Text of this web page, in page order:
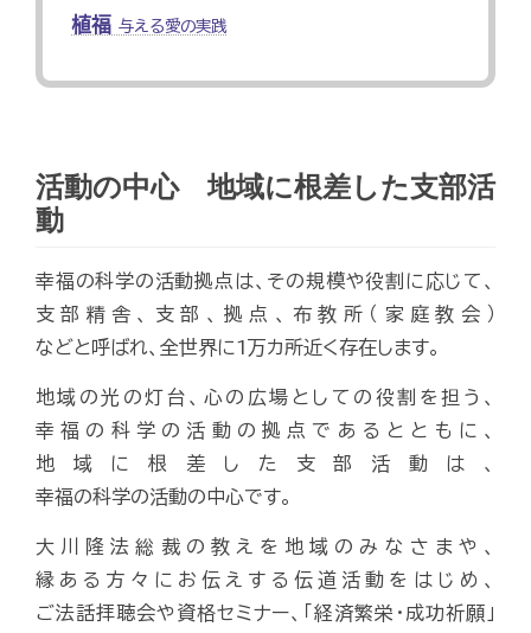
植福 与える愛の実践
活動の中心 地域に根差した支部活
動
幸福の科学の活動拠点は、その規模や役割に応じて、
支部精舎、支部、拠点、布教所（家庭教会）
などと呼ばれ、全世界に1万カ所近く存在します。
地域の光の灯台、心の広場としての役割を担う、
幸福の科学の活動の拠点であるとともに、
地域に根差した支部活動は、
幸福の科学の活動の中心です。
大川隆法総裁の教えを地域のみなさまや、
縁ある方々にお伝えする伝道活動をはじめ、
ご法話拝聴会や資格セミナー、「経済繁栄・成功祈願」